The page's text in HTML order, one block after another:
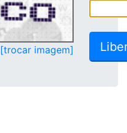
[trocar imagem]